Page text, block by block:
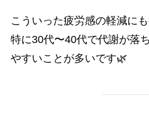
こういった疲労感の軽減にも
特に30代〜40代で代謝が落
やすいことが多いです🌿